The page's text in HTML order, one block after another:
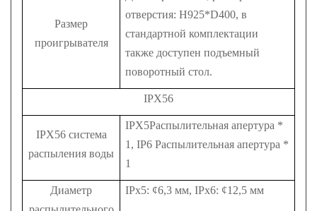
Размер
проигрывателя
отверстия: H925*D400, в
стандартной комплектации
также доступен подъемный
поворотный стол.
IPX56
IPX56 система
распыления воды
IPX5Распылительная апертура *
1, IP6 Распылительная апертура *
1
Диаметр
IPx5: ¢6,3 мм, IPx6: ¢12,5 мм